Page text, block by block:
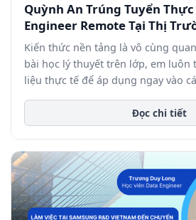
Quỳnh An Trúng Tuyển Thực
Engineer Remote Tại Thị
Kiến thức nền tảng là vô cùng
bài học lý thuyết trên lớp, em luôn
liệu thực tế để áp dụng ngay vào
của mình.
Đọc chi tiết